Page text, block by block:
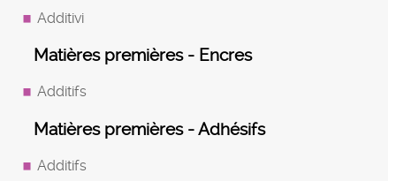
Additivi
Matières premières - Encres
Additifs
Matières premières - Adhésifs
Additifs